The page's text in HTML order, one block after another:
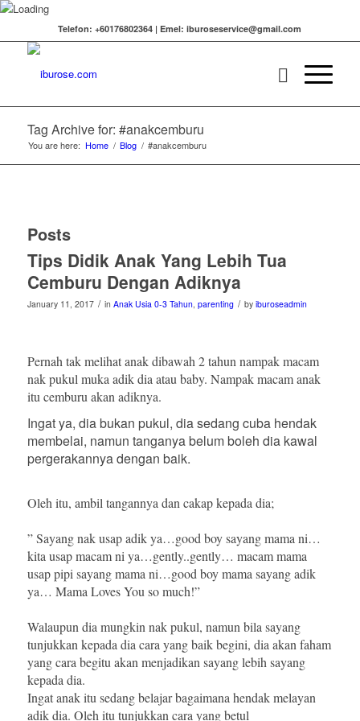
Telefon: +60176802364 | Emel: iburoseservice@gmail.com
Tag Archive for: #anakcemburu
You are here: Home / Blog / #anakcemburu
Posts
Tips Didik Anak Yang Lebih Tua
Cemburu Dengan Adiknya
January 11, 2017 / in Anak Usia 0-3 Tahun, parenting / by iburoseadmin
Pernah tak melihat anak dibawah 2 tahun nampak macam
nak pukul muka adik dia atau baby. Nampak macam anak
itu cemburu akan adiknya.
Ingat ya, dia bukan pukul, dia sedang cuba hendak
membelai, namun tanganya belum boleh dia kawal
pergerakannya dengan baik.
Oleh itu, ambil tangannya dan cakap kepada dia;
” Sayang nak usap adik ya…good boy sayang mama ni…
kita usap macam ni ya…gently..gently… macam mama
usap pipi sayang mama ni…good boy mama sayang adik
ya… Mama Loves You so much!”
Walaupun dia mungkin nak pukul, namun bila sayang
tunjukkan kepada dia cara yang baik begini, dia akan faham
yang cara begitu akan menjadikan sayang lebih sayang
kepada dia.
Ingat anak itu sedang belajar bagaimana hendak melayan
adik dia. Oleh itu tunjukkan cara yang betul